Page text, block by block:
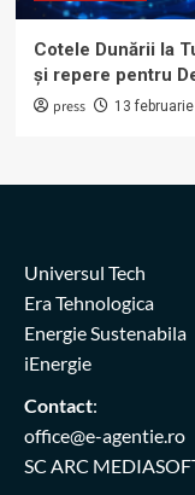
Cotele Dunării la
și repere pentru
press 13
Universul Tech
Era Tehnologica
Energie Sustenabila
iEnergie
Contact:
office@e-agentie.ro
SC ARC